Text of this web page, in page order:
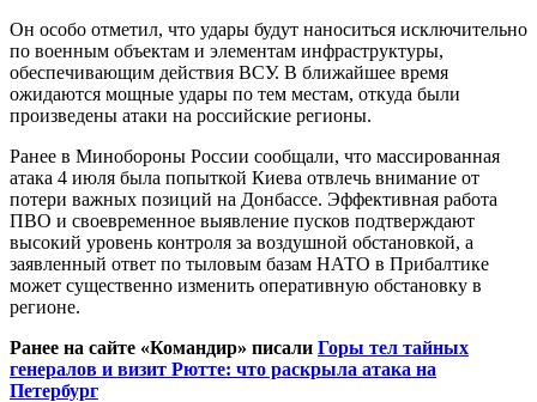
Он особо отметил, что удары будут наноситься исключительно
по военным объектам и элементам инфраструктуры,
обеспечивающим действия ВСУ. В ближайшее время
ожидаются мощные удары по тем местам, откуда были
произведены атаки на российские регионы.
Ранее в Минобороны России сообщали, что массированная
атака 4 июля была попыткой Киева отвлечь внимание от
потери важных позиций на Донбассе. Эффективная работа
ПВО и своевременное выявление пусков подтверждают
высокий уровень контроля за воздушной обстановкой, а
заявленный ответ по тыловым базам НАТО в Прибалтике
может существенно изменить оперативную обстановку в
регионе.
Ранее на сайте «Командир» писали Горы тел тайных
генералов и визит Рютте: что раскрыла атака на
Петербург